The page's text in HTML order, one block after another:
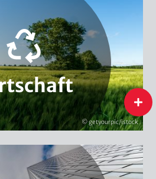
© getyourpic/istock
Nachhaltige Lieferketten
flip